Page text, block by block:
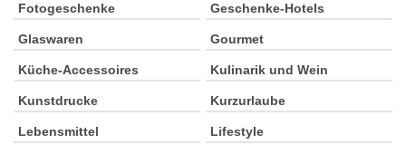
Fotogeschenke Geschenke-Hotels
Glaswaren Gourmet
Küche-Accessoires Kulinarik und Wein
Kunstdrucke Kurzurlaube
Lebensmittel Lifestyle